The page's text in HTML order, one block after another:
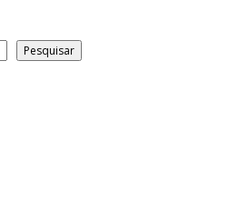
Pesquisar